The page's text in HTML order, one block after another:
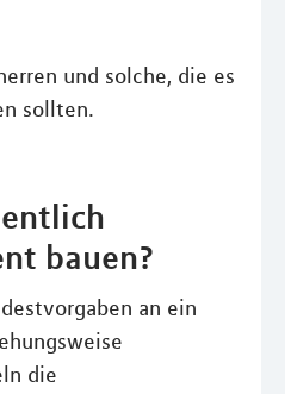
und solche, die es
sollten.
bauen?
an ein
die